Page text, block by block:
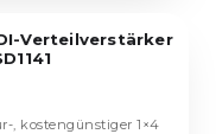
Verteilverstärker
, kostengünstiger 1×4